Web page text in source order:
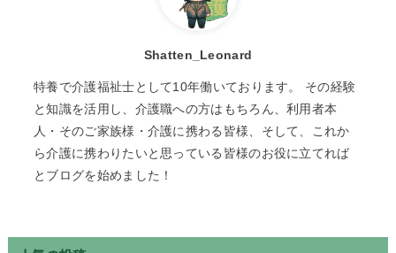
Shatten_Leonard
特養で介護福祉士として10年働いております。 その経験
と知識を活用し、介護職への方はもちろん、利用者本
人・そのご家族様・介護に携わる皆様、そして、これか
ら介護に携わりたいと思っている皆様のお役に立てれば
とブログを始めました！